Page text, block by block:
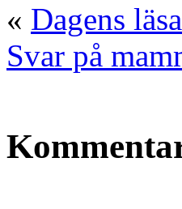
« Dagens
Svar på